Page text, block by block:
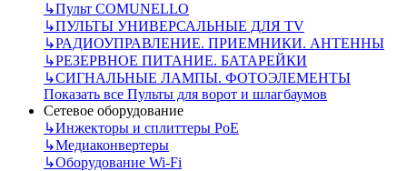
↳Пульт СOMUNELLO
↳ПУЛЬТЫ УНИВЕРСАЛЬНЫЕ ДЛЯ TV
↳РАДИОУПРАВЛЕНИЕ. ПРИЕМНИКИ. АНТЕННЫ
↳РЕЗЕРВНОЕ ПИТАНИЕ. БАТАРЕЙКИ
↳СИГНАЛЬНЫЕ ЛАМПЫ. ФОТОЭЛЕМЕНТЫ
Показать все Пульты для ворот и шлагбаумов
Сетевое оборудование
↳Инжекторы и сплиттеры РоЕ
↳Медиаконвертеры
↳Оборудование Wi-Fi